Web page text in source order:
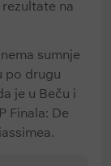
na
sumnje
po drugu
je u Beču i
Finala: De